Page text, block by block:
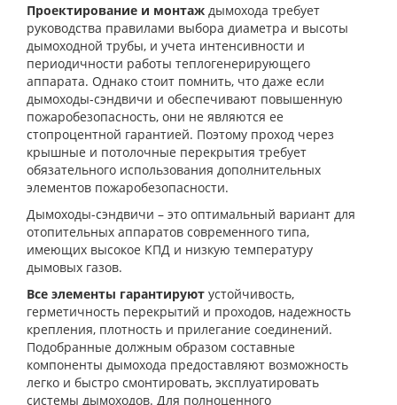
Проектирование и монтаж дымохода требует
руководства правилами выбора диаметра и высоты
дымоходной трубы, и учета интенсивности и
периодичности работы теплогенерирующего
аппарата. Однако стоит помнить, что даже если
дымоходы-сэндвичи и обеспечивают повышенную
пожаробезопасность, они не являются ее
стопроцентной гарантией. Поэтому проход через
крышные и потолочные перекрытия требует
обязательного использования дополнительных
элементов пожаробезопасности.
Дымоходы-сэндвичи – это оптимальный вариант для
отопительных аппаратов современного типа,
имеющих высокое КПД и низкую температуру
дымовых газов.
Все элементы гарантируют устойчивость,
герметичность перекрытий и проходов, надежность
крепления, плотность и прилегание соединений.
Подобранные должным образом составные
компоненты дымохода предоставляют возможность
легко и быстро смонтировать, эксплуатировать
системы дымоходов. Для полноценного